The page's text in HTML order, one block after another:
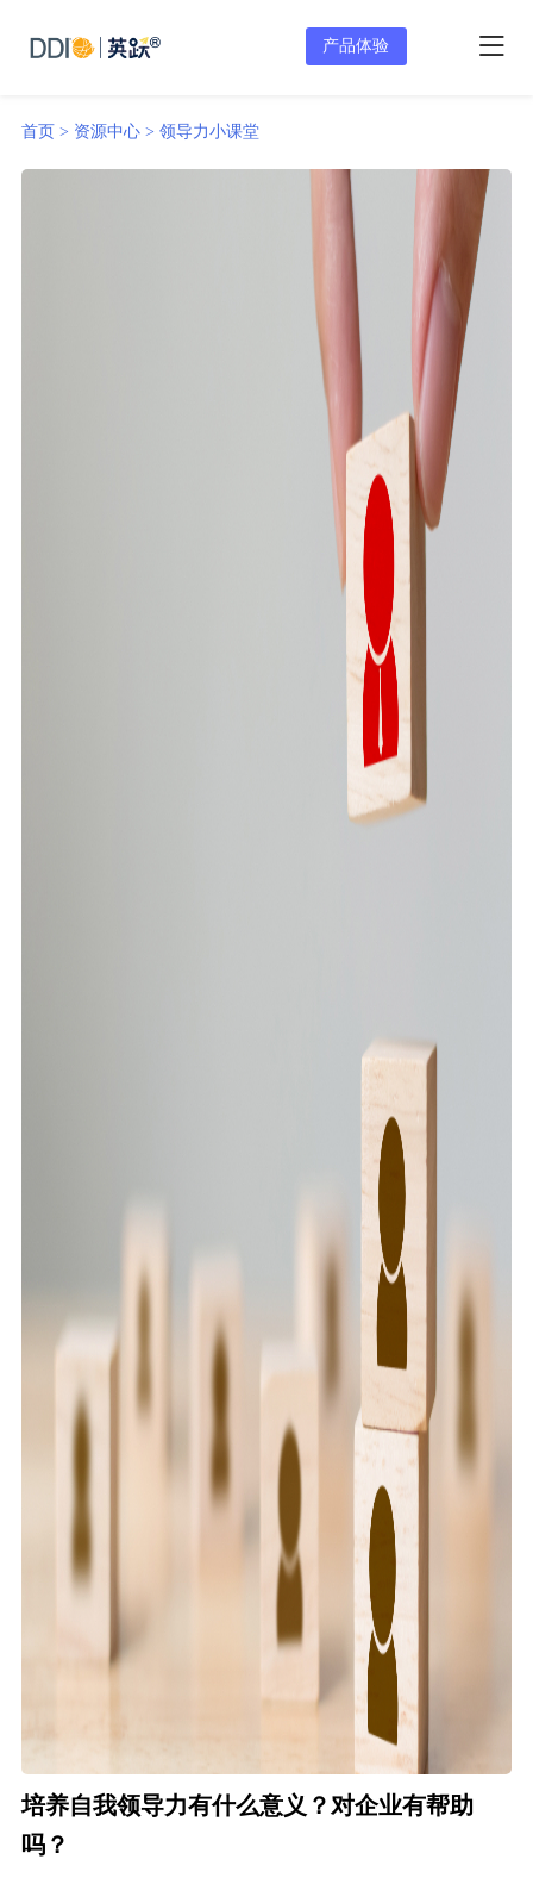
产品体验
首页 > 资源中心 > 领导力小课堂
培养自我领导力有什么意义？对企业有帮助
吗？